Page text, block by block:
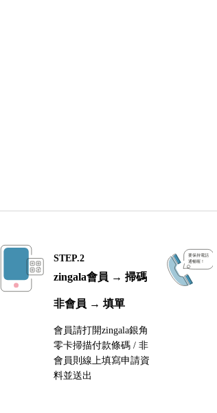
STEP.2
zingala會員 → 掃碼
非會員 → 填單
會員請打開zingala銀角
零卡掃描付款條碼 / 非
會員則線上填寫申請資
料並送出